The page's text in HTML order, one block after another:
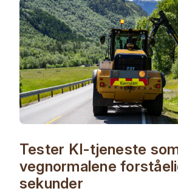
Tester KI-tjeneste
vegnormalene
sekunder